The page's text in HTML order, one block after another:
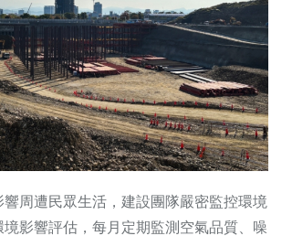
周遭民眾生活，建設團隊嚴密監控環境
影響評估，每月定期監測空氣品質、噪